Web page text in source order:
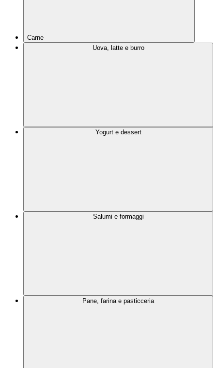
Carne
Uova, latte e burro
Yogurt e dessert
Salumi e formaggi
Pane, farina e pasticceria